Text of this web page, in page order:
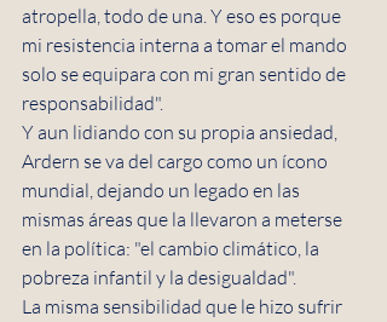
atropella, todo de una. Y eso es porque
mi resistencia interna a tomar el mando
solo se equipara con mi gran sentido de
responsabilidad".
Y aun lidiando con su propia ansiedad,
Ardern se va del cargo como un ícono
mundial, dejando un legado en las
mismas áreas que la llevaron a meterse
en la política: "el cambio climático, la
pobreza infantil y la desigualdad".
La misma sensibilidad que le hizo sufrir